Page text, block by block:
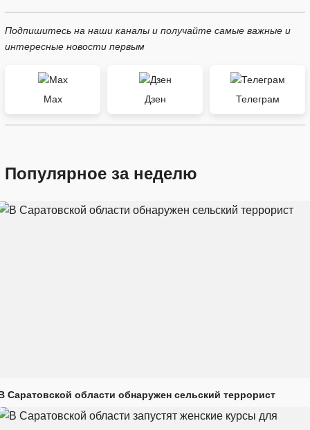
Подпишитесь на наши каналы и получайте самые важные и
интересные новости первым
Max Дзен Телеграм
Популярное за неделю
Саратовской области обнаружен сельский террорист